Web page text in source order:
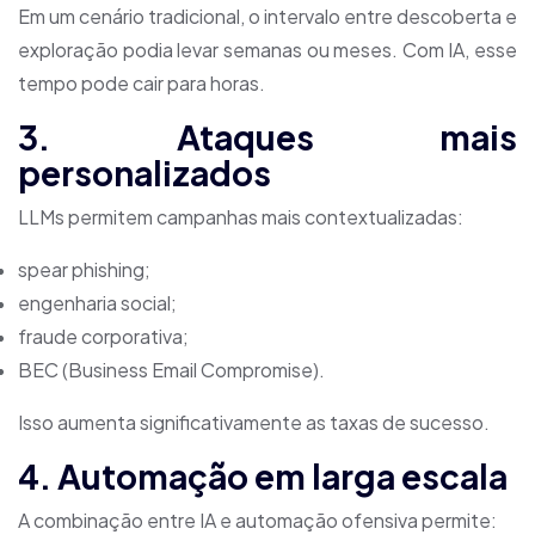
Em um cenário tradicional, o intervalo entre descoberta e
exploração podia levar semanas ou meses. Com IA, esse
tempo pode cair para horas.
3. Ataques mais
personalizados
LLMs permitem campanhas mais contextualizadas:
spear phishing;
engenharia social;
fraude corporativa;
BEC (Business Email Compromise).
Isso aumenta significativamente as taxas de sucesso.
4. Automação em larga escala
A combinação entre IA e automação ofensiva permite: